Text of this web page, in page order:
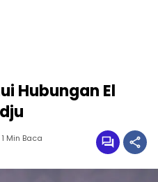
Hubungan El
1 Min Baca